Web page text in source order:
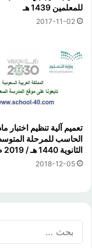
للمعلمين 1439 هـ
2017-11-02
تعميم آلية تنظيم اختبار
الحاسب للمرحلة
الثانوية 1440 هـ / 2019 م
2018-12-05